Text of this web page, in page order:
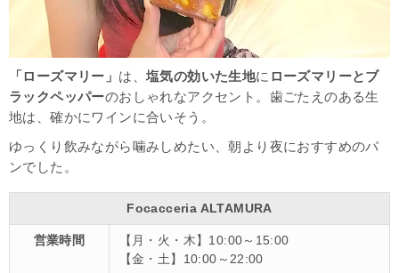
「ローズマリー」 は、塩気の効いた生地に ローズマリーとブ
ラックペッパーのおしゃれなアクセント。歯ごたえのある生
地は、確かにワインに合いそう。
ゆっくり飲みながら噛みしめたい、朝より夜におすすめのパ
ンでした。
Focacceria ALTAMURA
営業時間
【月・火・木】10:00～15:00
【金・土】10:00～22:00